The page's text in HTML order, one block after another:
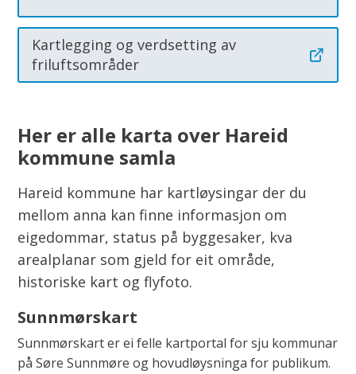
Kartlegging og verdsetting av
friluftsområder
Her er alle karta over Hareid
kommune samla
Hareid kommune har kartløysingar der du
mellom anna kan finne informasjon om
eigedommar, status på byggesaker, kva
arealplanar som gjeld for eit område,
historiske kart og flyfoto.
Sunnmørskart
Sunnmørskart er ei felle kartportal for sju kommunar
på Søre Sunnmøre og hovudløysninga for publikum.